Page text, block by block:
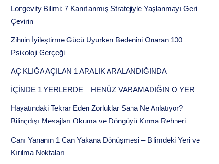
Longevity Bilimi: 7 Kanıtlanmış Stratejiyle Yaşlanmayı Geri
Çevirin
Zihnin İyileştirme Gücü Uyurken Bedenini Onaran 100
Psikoloji Gerçeği
AÇIKLIĞA AÇILAN 1 ARALIK ARALANDIĞINDA
İÇİNDE 1 YERLERDE – HENÜZ VARAMADIĞIN O YER
Hayatındaki Tekrar Eden Zorluklar Sana Ne Anlatıyor?
Bilinçdışı Mesajları Okuma ve Döngüyü Kırma Rehberi
Canı Yananın 1 Can Yakana Dönüşmesi – Bilimdeki Yeri ve
Kırılma Noktaları